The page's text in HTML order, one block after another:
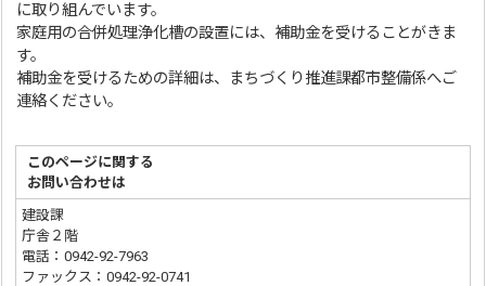
に取り組んでいます。
家庭用の合併処理浄化槽の設置には、補助金を受けることがきま
す。
補助金を受けるための詳細は、まちづくり推進課都市整備係へご
連絡ください。
このページに関する
お問い合わせは
建設課
庁舎２階
電話：0942-92-7963
ファックス：0942-92-0741